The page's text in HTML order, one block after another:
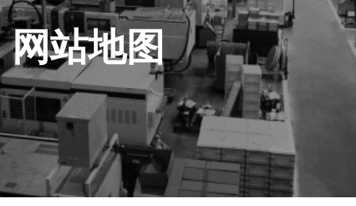
网站地图